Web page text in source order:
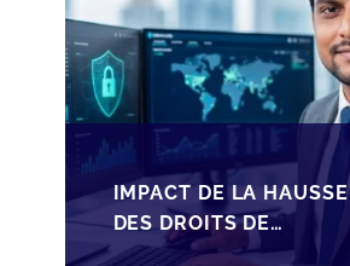
IMPACT DE LA HAUSSE
DES DROITS DE
SUCCESSION EN